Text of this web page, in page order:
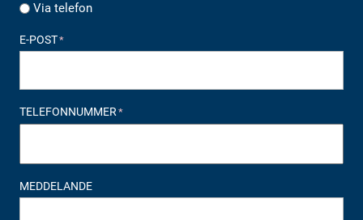
Via telefon
E-POST*
TELEFONNUMMER*
MEDDELANDE